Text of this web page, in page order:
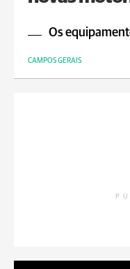
Os
CAMPOS GERAIS